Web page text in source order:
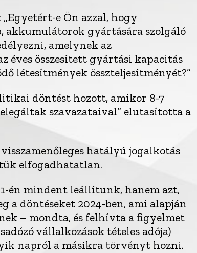
e Ön azzal, hogy
akkumulátorok gyártására szolgáló
amelynek az
éves összesített gyártási kapacitás
létesítmények összteljesítményét?”
döntést hozott, amikor 8-7
szavazataival” elutasította a
hatályú jogalkotás
elfogadhatatlan.
én mindent leállítunk, hanem azt,
a döntéseket 2024-ben, ami alapján
– mondta, és felhívta a figyelmet
vállalkozások tételes adója)
napról a másikra törvényt hozni.